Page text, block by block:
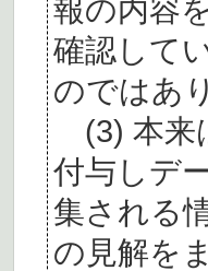
報の内容
確認して
のではあ
(3) 本来
付与しデ
集される
の見解を